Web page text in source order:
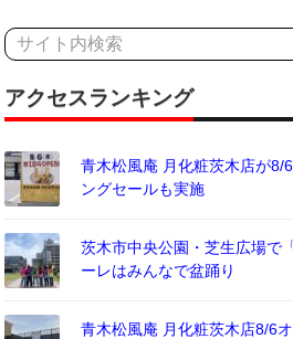
アクセスランキング
青木松風庵 月化粧茨木店が8/
ングセールも実施
茨木市中央公園・芝生広場で
ーレはみんなで盆踊り
青木松風庵 月化粧茨木店8/6